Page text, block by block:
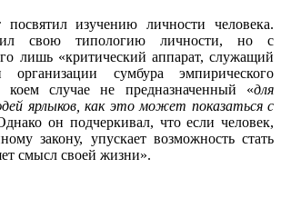
изучению личности человека.
свою типологию личности, но с
лишь «критический аппарат, служащий
организации сумбура эмпирического
случае не предназначенный «для
ярлыков, как это может показаться с
он подчеркивал, что если человек,
закону, упускает возможность стать
смысл своей жизни».